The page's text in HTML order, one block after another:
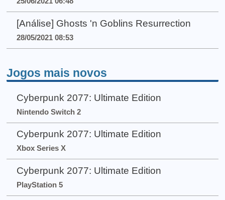
[Análise] Ghosts 'n Goblins Resurrection
28/05/2021 08:53
Jogos mais novos
Cyberpunk 2077: Ultimate Edition
Nintendo Switch 2
Cyberpunk 2077: Ultimate Edition
Xbox Series X
Cyberpunk 2077: Ultimate Edition
PlayStation 5